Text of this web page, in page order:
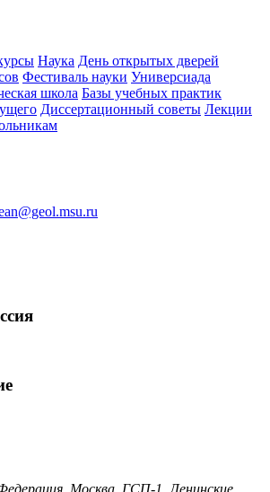
Наука День открытых дверей
Фестиваль науки Универсиада
школа Базы учебных практик
Диссертационный советы Лекции